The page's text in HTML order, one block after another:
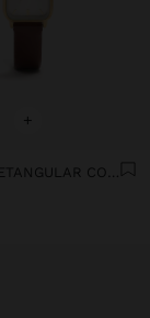
+
RELÓGIO RETANGULAR COM PULSEIRA EFEITO PELE